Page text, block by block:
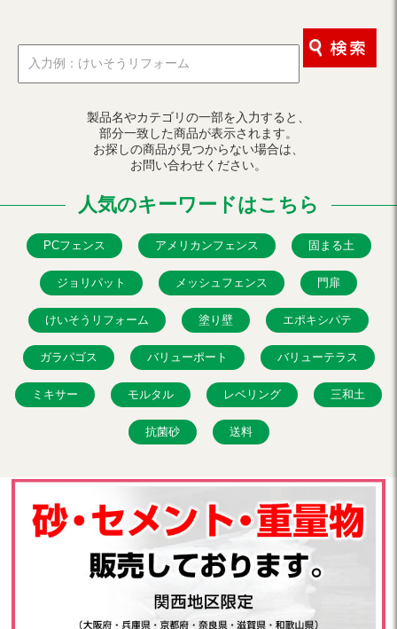
製品名やカテゴリの一部を入力すると、
部分一致した商品が表示されます。
お探しの商品が見つからない場合は、
お問い合わせください。
人気のキーワードはこちら
PCフェンス アメリカンフェンス 固まる土
ジョリパット メッシュフェンス 門扉
けいそうリフォーム 塗り壁 エポキシパテ
ガラパゴス バリューポート バリューテラス
ミキサー モルタル レベリング 三和土
抗菌砂 送料